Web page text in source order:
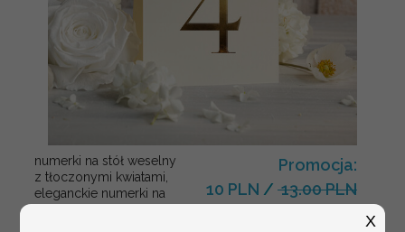
numerki na stół weselny
z tłoczonymi kwiatami,
eleganckie numerki na
Promocja:
10 PLN / 13.00 PLN
X